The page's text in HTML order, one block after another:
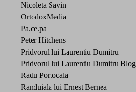
Nicoleta Savin
OrtodoxMedia
Pa.ce.pa
Peter Hitchens
Pridvorul lui Laurentiu Dumitru
Pridvorul lui Laurentiu Dumitru Blog
Radu Portocala
Randuiala lui Ernest Bernea